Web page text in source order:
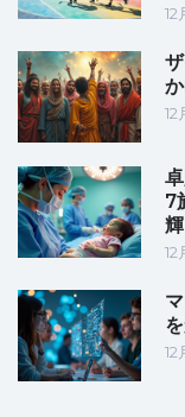
12
12
7
輝
12
12